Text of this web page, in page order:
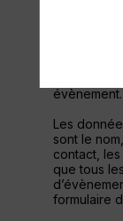
personnel
inwink est
d’accéder
consulter
évènement.
Les
sont le
contact,
que tous
formulaire